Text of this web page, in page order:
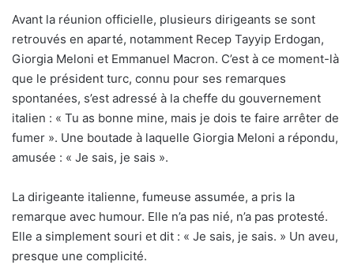
Avant la réunion officielle, plusieurs dirigeants se sont
retrouvés en aparté, notamment Recep Tayyip Erdogan,
Giorgia Meloni et Emmanuel Macron. C’est à ce moment-là
que le président turc, connu pour ses remarques
spontanées, s’est adressé à la cheffe du gouvernement
italien : « Tu as bonne mine, mais je dois te faire arrêter de
fumer ». Une boutade à laquelle Giorgia Meloni a répondu,
amusée : « Je sais, je sais ».
La dirigeante italienne, fumeuse assumée, a pris la
remarque avec humour. Elle n’a pas nié, n’a pas protesté.
Elle a simplement souri et dit : « Je sais, je sais. » Un aveu,
presque une complicité.